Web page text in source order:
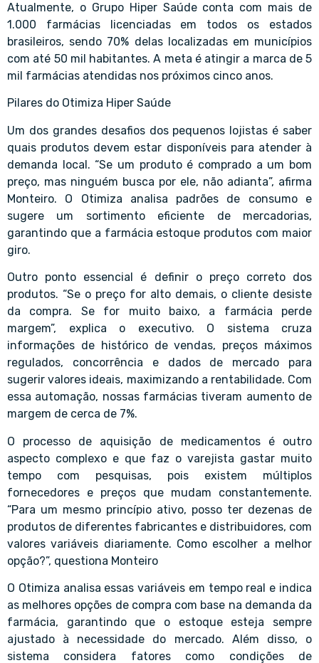
Atualmente, o Grupo Hiper Saúde conta com mais de
1.000 farmácias licenciadas em todos os estados
brasileiros, sendo 70% delas localizadas em municípios
com até 50 mil habitantes. A meta é atingir a marca de 5
mil farmácias atendidas nos próximos cinco anos.
Pilares do Otimiza Hiper Saúde
Um dos grandes desafios dos pequenos lojistas é saber
quais produtos devem estar disponíveis para atender à
demanda local. “Se um produto é comprado a um bom
preço, mas ninguém busca por ele, não adianta”, afirma
Monteiro. O Otimiza analisa padrões de consumo e
sugere um sortimento eficiente de mercadorias,
garantindo que a farmácia estoque produtos com maior
giro.
Outro ponto essencial é definir o preço correto dos
produtos. “Se o preço for alto demais, o cliente desiste
da compra. Se for muito baixo, a farmácia perde
margem”, explica o executivo. O sistema cruza
informações de histórico de vendas, preços máximos
regulados, concorrência e dados de mercado para
sugerir valores ideais, maximizando a rentabilidade. Com
essa automação, nossas farmácias tiveram aumento de
margem de cerca de 7%.
O processo de aquisição de medicamentos é outro
aspecto complexo e que faz o varejista gastar muito
tempo com pesquisas, pois existem múltiplos
fornecedores e preços que mudam constantemente.
“Para um mesmo princípio ativo, posso ter dezenas de
produtos de diferentes fabricantes e distribuidores, com
valores variáveis diariamente. Como escolher a melhor
opção?”, questiona Monteiro
O Otimiza analisa essas variáveis em tempo real e indica
as melhores opções de compra com base na demanda da
farmácia, garantindo que o estoque esteja sempre
ajustado à necessidade do mercado. Além disso, o
sistema considera fatores como condições de